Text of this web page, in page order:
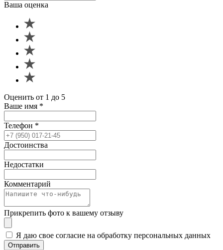
Ваша оценка
Оценить от 1 до 5
Ваше имя *
Телефон *
Достоинства
Недостатки
Комментарий
Прикрепить фото к вашему отзыву
Я даю свое согласие на обработку персональных данных
Отправить